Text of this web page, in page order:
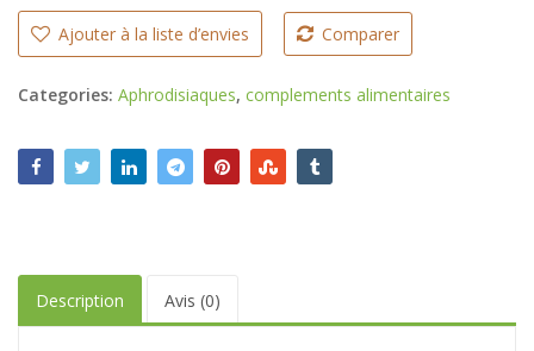
Ajouter à la liste d’envies Comparer
Categories: Aphrodisiaques, complements alimentaires
Description Avis (0)